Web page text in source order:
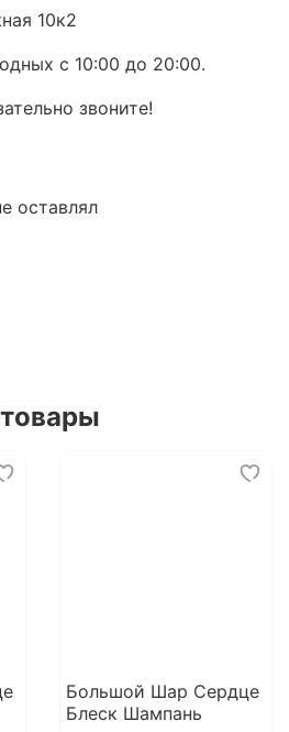
10к2
с 10:00 до 20:00.
звоните!
оставлял
Большой Шар Сердце
Блеск Шампань